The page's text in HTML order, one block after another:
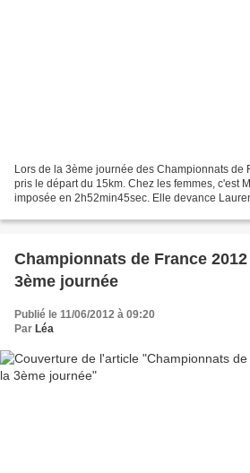
Lors de la 3ème journée des Championnats de
pris le départ du 15km. Chez les femmes, c'est
imposée en 2h52min45sec. Elle devance
Championnats de France
3ème journée
Publié le 11/06/2012 à 09:20
Par Léa